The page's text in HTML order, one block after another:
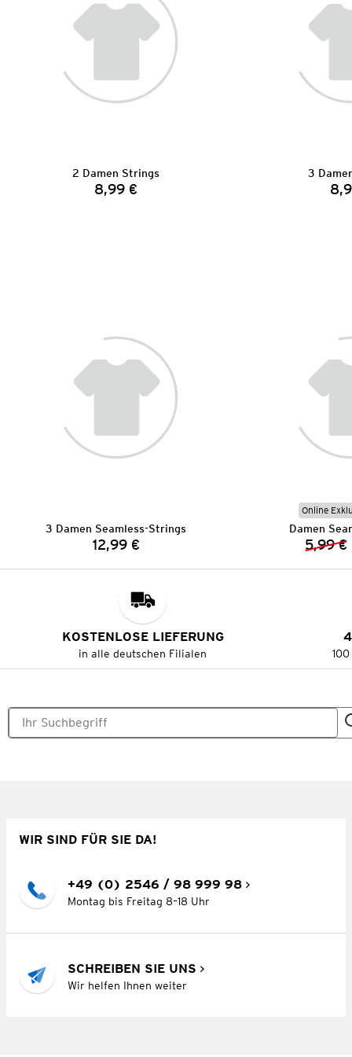
2 Damen Strings
Preis:
8,99 €
3
3 Damen Seamless-Strings
Preis:
12,99 €
Online
Damen
5,99 €
KOSTENLOSE LIEFERUNG
in alle deutschen Filialen
WIR SIND FÜR SIE DA!
+49 (0) 2546 / 98 999 98
Montag bis Freitag 8–18 Uhr
SCHREIBEN SIE UNS
Wir helfen Ihnen weiter